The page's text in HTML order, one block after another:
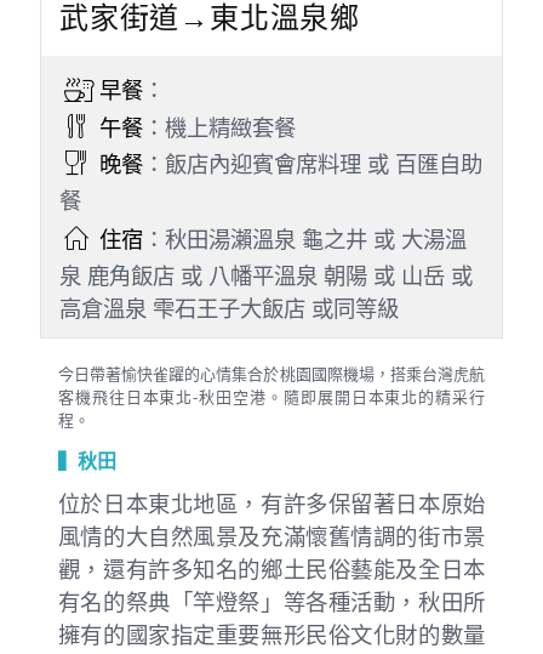
武家街道→東北溫泉鄉
早餐：
午餐：機上精緻套餐
晚餐：飯店內迎賓會席料理 或 百匯自助
餐
住宿：秋田湯瀨溫泉 龜之井 或 大湯溫
泉 鹿角飯店 或 八幡平溫泉 朝陽 或 山岳 或
高倉溫泉 雫石王子大飯店 或同等級
今日帶著愉快雀躍的心情集合於桃園國際機場，搭乘台灣虎航
客機飛往日本東北-秋田空港。隨即展開日本東北的精采行
程。
▍秋田
位於日本東北地區，有許多保留著日本原始
風情的大自然風景及充滿懷舊情調的街市景
觀，還有許多知名的鄉土民俗藝能及全日本
有名的祭典「竿燈祭」等各種活動，秋田所
擁有的國家指定重要無形民俗文化財的數量